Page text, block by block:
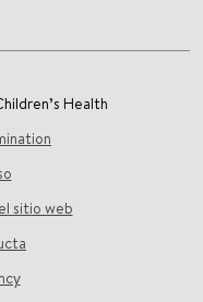
Health
sitio web